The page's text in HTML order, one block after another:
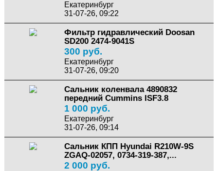
Екатеринбург
31-07-26, 09:22
Фильтр гидравлический Doosan
SD200 2474-9041S
300 руб.
Екатеринбург
31-07-26, 09:20
Сальник коленвала 4890832
передний Cummins ISF3.8
1 000 руб.
Екатеринбург
31-07-26, 09:14
Сальник КПП Hyundai R210W-9S
ZGAQ-02057, 0734-319-387,...
2 000 руб.